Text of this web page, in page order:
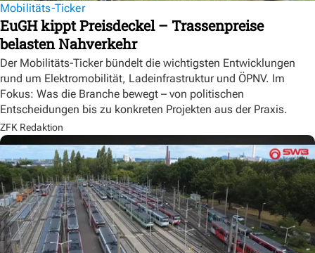
Mobilitäts-Ticker
EuGH kippt Preisdeckel – Trassenpreise
belasten Nahverkehr
Der Mobilitäts-Ticker bündelt die wichtigsten Entwicklungen
rund um Elektromobilität, Ladeinfrastruktur und ÖPNV. Im
Fokus: Was die Branche bewegt – von politischen
Entscheidungen bis zu konkreten Projekten aus der Praxis.
ZFK Redaktion